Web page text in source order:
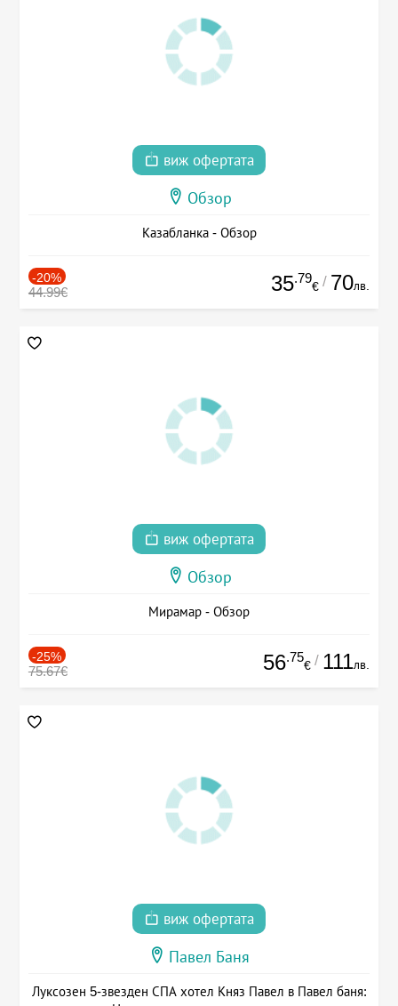
виж офертата
Обзор
Казабланка - Обзор
-20%
44.99€ 35.79
€ / 70лв.
виж офертата
Обзор
Мирамар - Обзор
-25%
75.67€ 56.75
€ / 111лв.
виж офертата
Павел Баня
Луксозен 5-звезден СПА хотел Княз Павел в Павел баня: